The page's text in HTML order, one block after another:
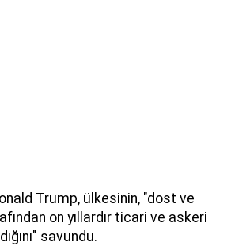
Trump, ülkesinin, "dost ve
on yıllardır ticari ve askeri
savundu.